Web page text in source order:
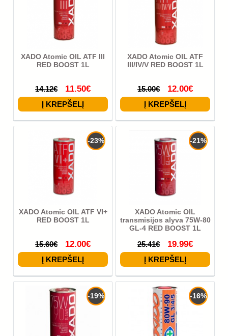
XADO Atomic OIL ATF III
RED BOOST 1L
14.12€ 11.50€
XADO Atomic OIL ATF
III/IV/V RED BOOST 1L
15.00€ 12.00€
-23%
XADO Atomic OIL ATF VI+
RED BOOST 1L
15.60€ 12.00€
-21%
XADO Atomic OIL
transmisijos alyva 75W-80
GL-4 RED BOOST 1L
25.41€ 19.99€
-19% -16%